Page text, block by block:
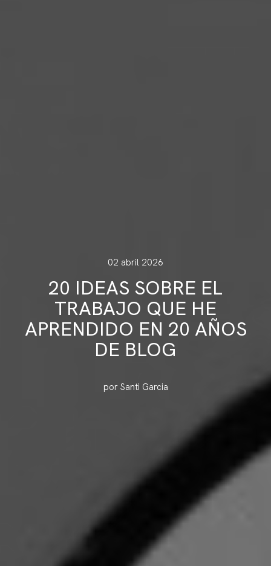
02 abril 2026
20 IDEAS SOBRE EL
TRABAJO QUE HE
APRENDIDO EN 20 AÑOS
DE BLOG
por Santi Garcia